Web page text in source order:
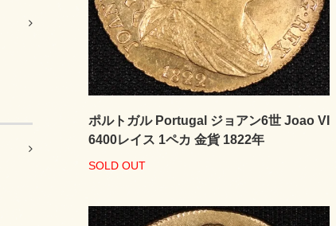
ポルトガル Portugal ジョアン6世 Joao VI
6400レイス 1ペカ 金貨 1822年
SOLD OUT